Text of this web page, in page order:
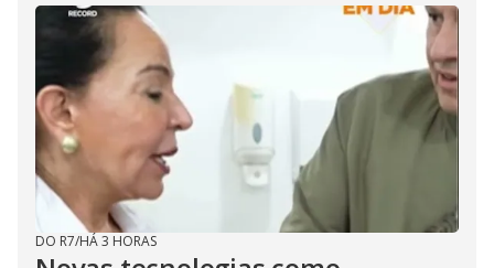
DO R7/HÁ 3 HORAS